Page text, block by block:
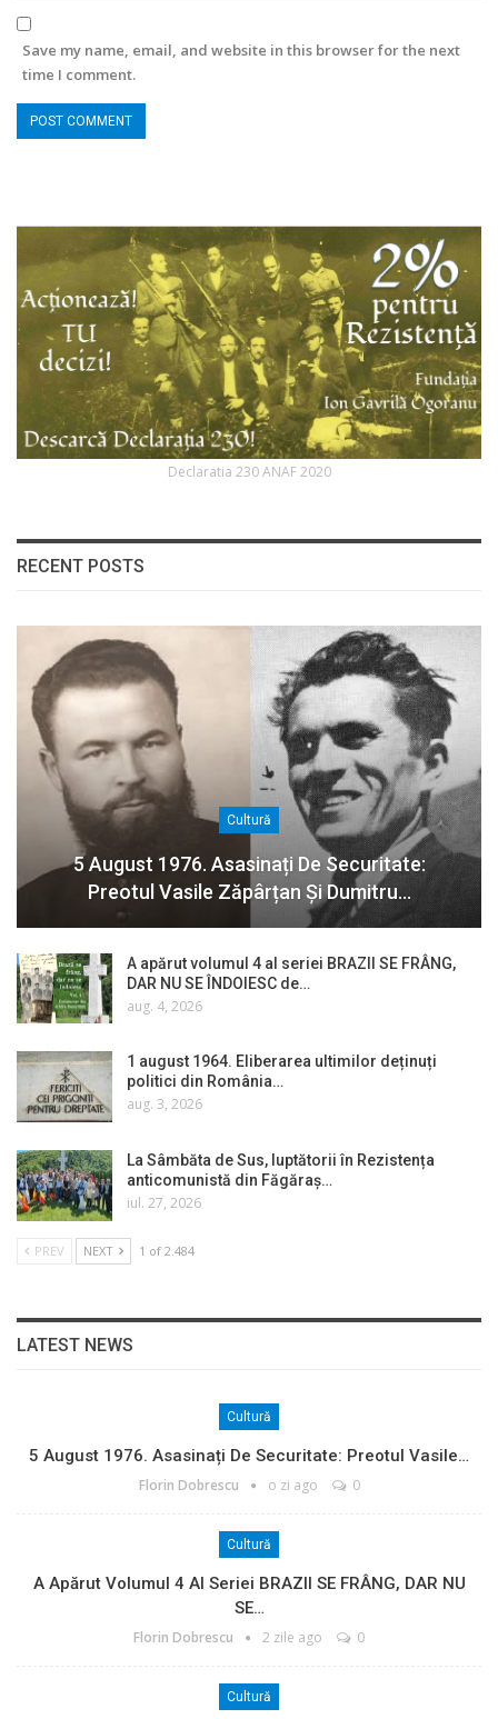
Save my name, email, and website in this browser for the next
time I comment.
Declaratia 230 ANAF 2020
RECENT POSTS
Cultură
5 August 1976. Asasinați De Securitate:
Preotul Vasile Zăpârțan Și Dumitru…
A apărut volumul 4 al seriei BRAZII SE FRÂNG,
DAR NU SE ÎNDOIESC de…
aug. 4, 2026
1 august 1964. Eliberarea ultimilor deținuți
politici din România…
aug. 3, 2026
La Sâmbăta de Sus, luptătorii în Rezistența
anticomunistă din Făgăraș…
iul. 27, 2026
PREV NEXT 1 of 2.484
LATEST NEWS
Cultură
5 August 1976. Asasinați De Securitate: Preotul Vasile…
Florin Dobrescu o zi ago 0
Cultură
A Apărut Volumul 4 Al Seriei BRAZII SE FRÂNG, DAR NU
SE…
Florin Dobrescu 2 zile ago 0
Cultură